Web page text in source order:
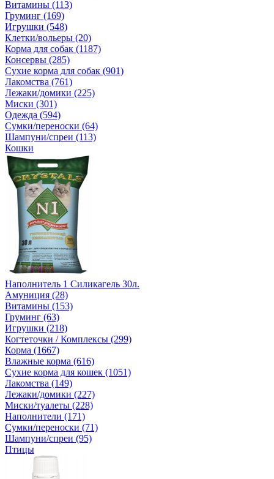
Витамины (113)
Груминг (169)
Игрушки (548)
Клетки/вольеры (20)
Корма для собак (1187)
Консервы (285)
Сухие корма для собак (901)
Лакомства (761)
Лежаки/домики (225)
Миски (301)
Одежда (594)
Сумки/переноски (64)
Шампуни/спреи (113)
Кошки
Наполнитель 1 Силикагель 30л.
Амуниция (28)
Витамины (153)
Груминг (63)
Игрушки (218)
Когтеточки / Комплексы (299)
Корма (1667)
Влажные корма (616)
Сухие корма для кошек (1051)
Лакомства (149)
Лежаки/домики (227)
Миски/туалеты (228)
Наполнители (171)
Сумки/переноски (71)
Шампуни/спреи (95)
Птицы